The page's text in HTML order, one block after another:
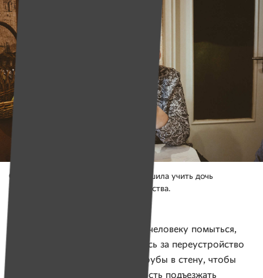
Ольга Стефняк рассказывает, что решила учить дочь
самостоятельности еще с самого детства.
Когда встал вопрос о том, как человеку помыться,
Ольга и ее муж Валентин взялись за переустройство
ванной комнаты. Убрали все трубы в стену, чтобы
у девочки появилась возможность подъезжать